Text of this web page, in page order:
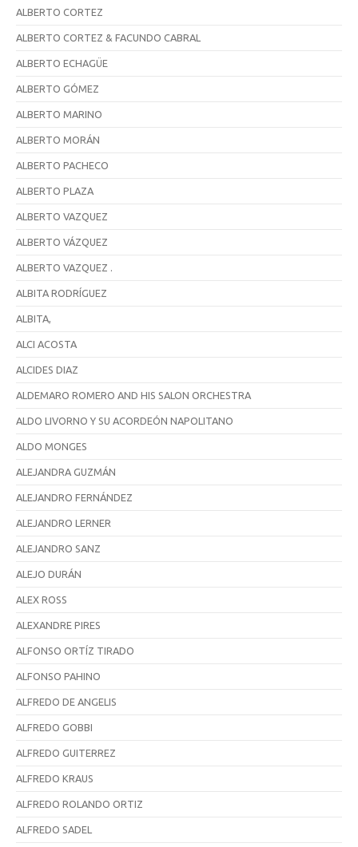
ALBERTO CORTEZ
ALBERTO CORTEZ & FACUNDO CABRAL
ALBERTO ECHAGÜE
ALBERTO GÓMEZ
ALBERTO MARINO
ALBERTO MORÁN
ALBERTO PACHECO
ALBERTO PLAZA
ALBERTO VAZQUEZ
ALBERTO VÁZQUEZ
ALBERTO VAZQUEZ .
ALBITA RODRÍGUEZ
ALBITA,
ALCI ACOSTA
ALCIDES DIAZ
ALDEMARO ROMERO AND HIS SALON ORCHESTRA
ALDO LIVORNO Y SU ACORDEÓN NAPOLITANO
ALDO MONGES
ALEJANDRA GUZMÁN
ALEJANDRO FERNÁNDEZ
ALEJANDRO LERNER
ALEJANDRO SANZ
ALEJO DURÁN
ALEX ROSS
ALEXANDRE PIRES
ALFONSO ORTÍZ TIRADO
ALFONSO PAHINO
ALFREDO DE ANGELIS
ALFREDO GOBBI
ALFREDO GUITERREZ
ALFREDO KRAUS
ALFREDO ROLANDO ORTIZ
ALFREDO SADEL